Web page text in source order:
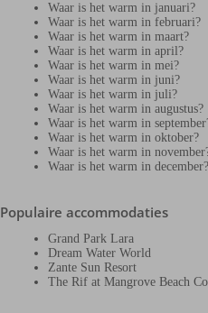
Waar is het warm in januari?
Waar is het warm in februari?
Waar is het warm in maart?
Waar is het warm in april?
Waar is het warm in mei?
Waar is het warm in juni?
Waar is het warm in juli?
Waar is het warm in augustus?
Waar is het warm in
Waar is het warm in oktober?
Waar is het warm in
Waar is het warm in december?
Populaire accommodaties
Grand Park Lara
Dream Water World
Zante Sun Resort
The Rif at Mangrove Beach